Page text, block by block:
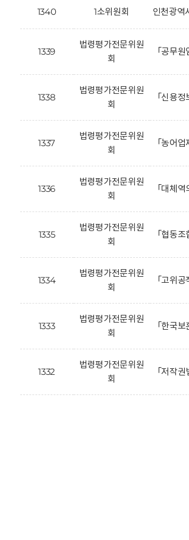
1340 1소위원회 인천광역
1339
법령평가전문위원
회
「공무
1338
법령평가전문위원
회
「신용
1337
법령평가전문위원
회
「농어
1336
법령평가전문위원
회
「대체
1335
법령평가전문위원
회
「협동
1334
법령평가전문위원
회
「고위
1333
법령평가전문위원
회
「한국
1332
법령평가전문위원
회
「저작